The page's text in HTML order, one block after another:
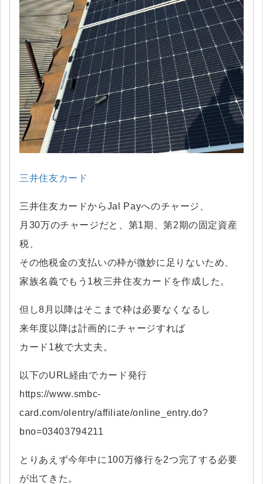
三井住友カード
三井住友カードからJal Payへのチャージ、
月30万のチャージだと、第1期、第2期の固定資産
税、
その他税金の支払いの枠が微妙に足りないため、
家族名義でもう1枚三井住友カードを作成した。
但し8月以降はそこまで枠は必要なくなるし
来年度以降は計画的にチャージすれば
カード1枚で大丈夫。
以下のURL経由でカード発行
https://www.smbc-
card.com/olentry/affiliate/online_entry.do?
bno=03403794211
とりあえず今年中に100万修行を2つ完了する必要
が出てきた。